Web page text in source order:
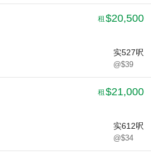
租 $20,500
实527呎
@$39
租 $21,000
实612呎
@$34